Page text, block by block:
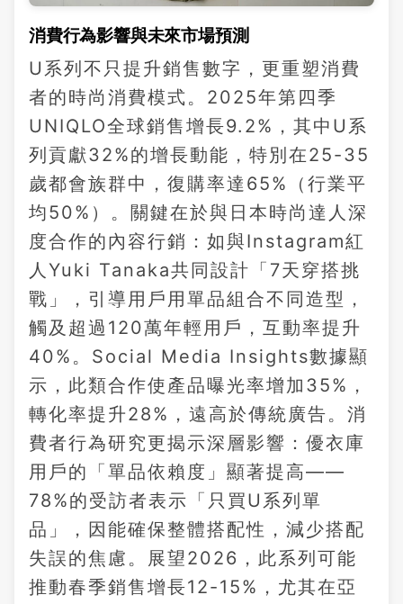
消費行為影響與未來市場預測
U系列不只提升銷售數字，更重塑消費
者的時尚消費模式。2025年第四季
UNIQLO全球銷售增長9.2%，其中U系
列貢獻32%的增長動能，特別在25-35
歲都會族群中，復購率達65%（行業平
均50%）。關鍵在於與日本時尚達人深
度合作的內容行銷：如與Instagram紅
人Yuki Tanaka共同設計「7天穿搭挑
戰」，引導用戶用單品組合不同造型，
觸及超過120萬年輕用戶，互動率提升
40%。Social Media Insights數據顯
示，此類合作使產品曝光率增加35%，
轉化率提升28%，遠高於傳統廣告。消
費者行為研究更揭示深層影響：優衣庫
用戶的「單品依賴度」顯著提高——
78%的受訪者表示「只買U系列單
品」，因能確保整體搭配性，減少搭配
失誤的焦慮。展望2026，此系列可能
推動春季銷售增長12-15%，尤其在亞